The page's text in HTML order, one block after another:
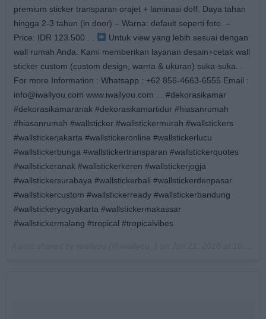
premium sticker transparan orajet + laminasi doff. Daya tahan
hingga 2-3 tahun (in door) – Warna: default seperti foto. –
Price: IDR 123.500 . .
Untuk view yang lebih sesuai dengan
wall rumah Anda. Kami memberikan layanan desain+cetak wall
sticker custom (custom design, warna & ukuran) suka-suka. .
For more Information : Whatsapp : +62 856-4663-6555 Email :
info@iwallyou.com www.iwallyou.com . . #dekorasikamar
#dekorasikamaranak #dekorasikamartidur #hiasanrumah
#hiasanrumah #wallsticker #wallstickermurah #wallstickers
#wallstickerjakarta #wallstickeronline #wallstickerlucu
#wallstickerbunga #wallstickertransparan #wallstickerquotes
#wallstickeranak #wallstickerkeren #wallstickerjogja
#wallstickersurabaya #wallstickerbali #wallstickerdenpasar
#wallstickercustom #wallstickerready #wallstickerbandung
#wallstickeryogyakarta #wallstickermakassar
#wallstickermalang #tropical #tropicalvibes